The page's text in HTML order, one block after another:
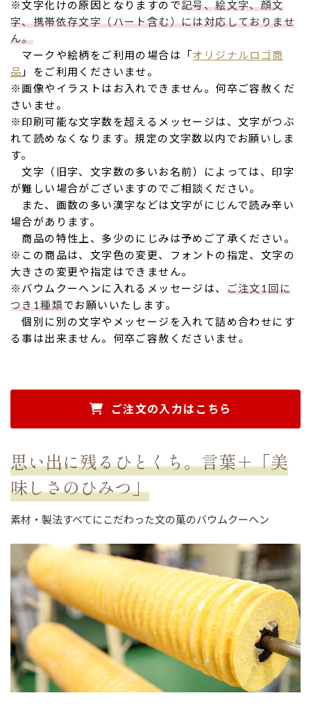
※文字化けの原因となりますので記号、絵文字、顔文
字、携帯依存文字（ハート含む）には対応しておりませ
ん。
マークや絵柄をご利用の場合は「 オリジナルロゴ商
品 」をご利用くださいませ。
※画像やイラストはお入れできません。何卒ご容赦くだ
さいませ。
※印刷可能な文字数を超えるメッセージは、文字がつぶ
れて読めなくなります。規定の文字数以内でお願いしま
す。
文字（旧字、文字数の多いお名前）によっては、印字
が難しい場合がございますのでご相談ください。
また、画数の多い漢字などは文字がにじんで読み辛い
場合があります。
商品の特性上、多少のにじみは予めご了承ください。
※この商品は、文字色の変更、フォントの指定、文字の
大きさの変更や指定はできません。
※バウムクーヘンに入れるメッセージは、 ご注文1回に
つき1種類でお願いいたします。
個別に別の文字やメッセージを入れて詰め合わせにす
る事は出来ません。何卒ご容赦くださいませ。
ご注文の入力はこちら
思い出に残るひとくち。言葉＋「美
味しさのひみつ」
素材・製法すべてにこだわった文の菓のバウムクーヘン